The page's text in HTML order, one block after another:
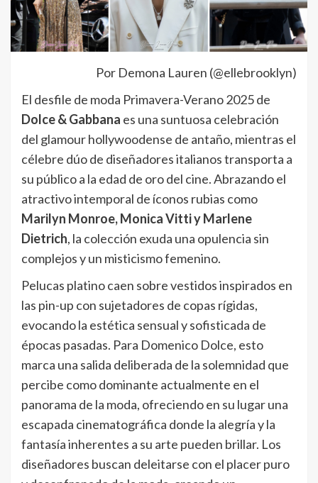
Por Demona Lauren (@ellebrooklyn)
El desfile de moda Primavera-Verano 2025 de
Dolce & Gabbana es una suntuosa celebración
del glamour hollywoodense de antaño, mientras el
célebre dúo de diseñadores italianos transporta a
su público a la edad de oro del cine. Abrazando el
atractivo intemporal de íconos rubias como
Marilyn Monroe, Monica Vitti y Marlene
Dietrich, la colección exuda una opulencia sin
complejos y un misticismo femenino.
Pelucas platino caen sobre vestidos inspirados en
las pin-up con sujetadores de copas rígidas,
evocando la estética sensual y sofisticada de
épocas pasadas. Para Domenico Dolce, esto
marca una salida deliberada de la solemnidad que
percibe como dominante actualmente en el
panorama de la moda, ofreciendo en su lugar una
escapada cinematográfica donde la alegría y la
fantasía inherentes a su arte pueden brillar. Los
diseñadores buscan deleitarse con el placer puro